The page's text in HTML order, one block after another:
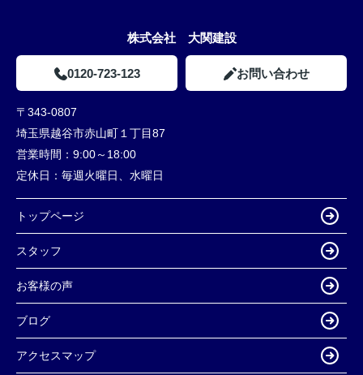
株式会社 大関建設
0120-723-123 お問い合わせ
〒343-0807
埼玉県越谷市赤山町１丁目87
営業時間： 9:00～18:00
定休日： 毎週火曜日、水曜日
トップページ
スタッフ
お客様の声
ブログ
アクセスマップ